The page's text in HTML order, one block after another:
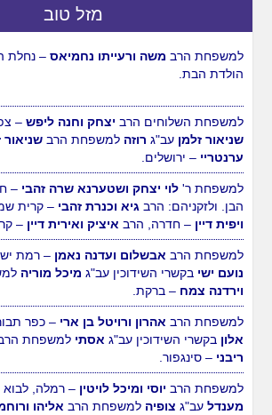
מזל טוב
למשפחת הרב משה ורעייתו נחמיאס – נחלת
הולדת הבת.
למשפחת השלוחים הרב יצחק וחנה ליפש –
שניאור זלמן עב"ג רוזה למשפחת הרב שניאור
ערנטריי – ירושלים.
למשפחת ר'לוי יצחק ושטערנא שרה זהבי –
הבן. ולזקניהם: הרב גיא וכנרת זהבי – קרית
ויפית דיין – חדרה, הרב איציק ואירית דיין –
למשפחת הרב אבשלום ועדנה נאמן – רמת
נועם ישי בקשרי השידוכין עב"ג מיכל מוריה
וירדנה צמח – ברקת.
למשפחת הרב אהרון ורויטל בן ארי – כפר
אלון בקשרי השידוכין עב"ג אסתי למשפחת
ריבני – סינגפור.
למשפחת הרב יוסי ומיכל לויטין – רמלה,
מענדל עב"ג צופיה למשפחת הרב אליהו